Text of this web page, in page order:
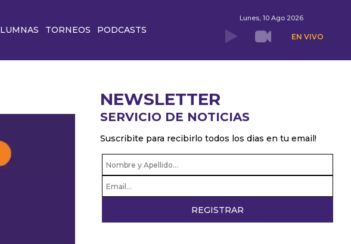
TORNEOS PODCASTS
Lunes, 10 Ago 2026
EN VIVO
NEWSLETTER
SERVICIO DE NOTICIAS
Suscribite para recibirlo todos los dias en tu email!